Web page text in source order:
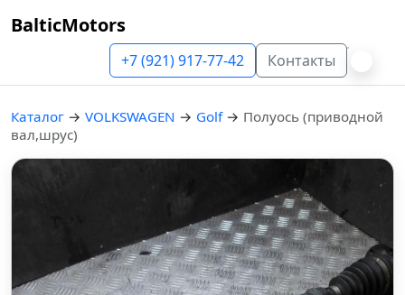
BalticMotors
+7 (921) 917-77-42 Контакты
Каталог → VOLKSWAGEN → Golf → Полуось (приводной
вал,шрус)